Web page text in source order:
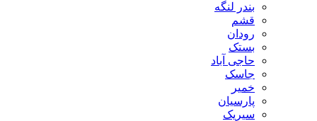
بندر لنگه
قشم
رودان
بستک
حاجی آباد
جاسک
خمیر
پارسیان
سیریک